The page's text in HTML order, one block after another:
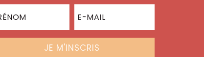
JE M'INSCRIS